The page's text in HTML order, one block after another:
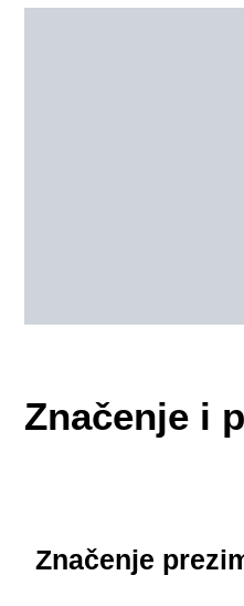
Značenje i
Značenje